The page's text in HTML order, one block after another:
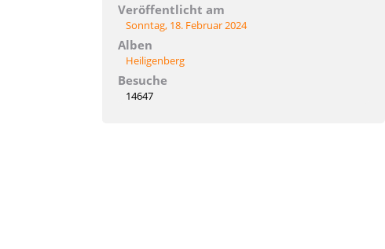
Veröffentlicht am
Sonntag, 18. Februar 2024
Alben
Heiligenberg
Besuche
14647